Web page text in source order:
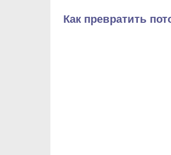
Как превратить